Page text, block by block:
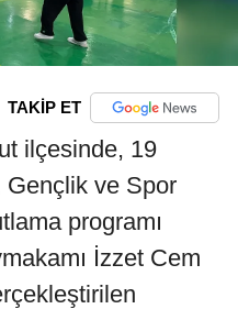
TAKİP ET
ilçesinde, 19
Gençlik ve Spor
programı
İzzet Cem